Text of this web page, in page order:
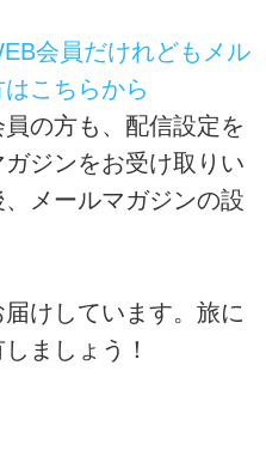
会員だけれどもメル
こちらから
の方も、配信設定を
ジンをお受け取りい
メールマガジンの設
けしています。旅に
ましょう！